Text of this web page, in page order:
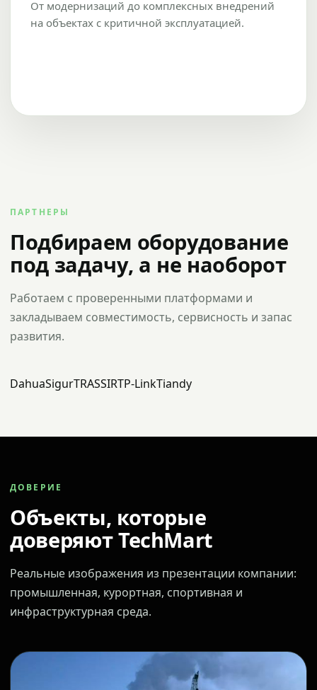
От модернизаций до комплексных внедрений
на объектах с критичной эксплуатацией.
ПАРТНЕРЫ
Подбираем оборудование
под задачу, а не наоборот
Работаем с проверенными платформами и
закладываем совместимость, сервисность и запас
развития.
DahuaSigurTRASSIRTP-LinkTiandy
ДОВЕРИЕ
Объекты, которые
доверяют TechMart
Реальные изображения из презентации компании:
промышленная, курортная, спортивная и
инфраструктурная среда.